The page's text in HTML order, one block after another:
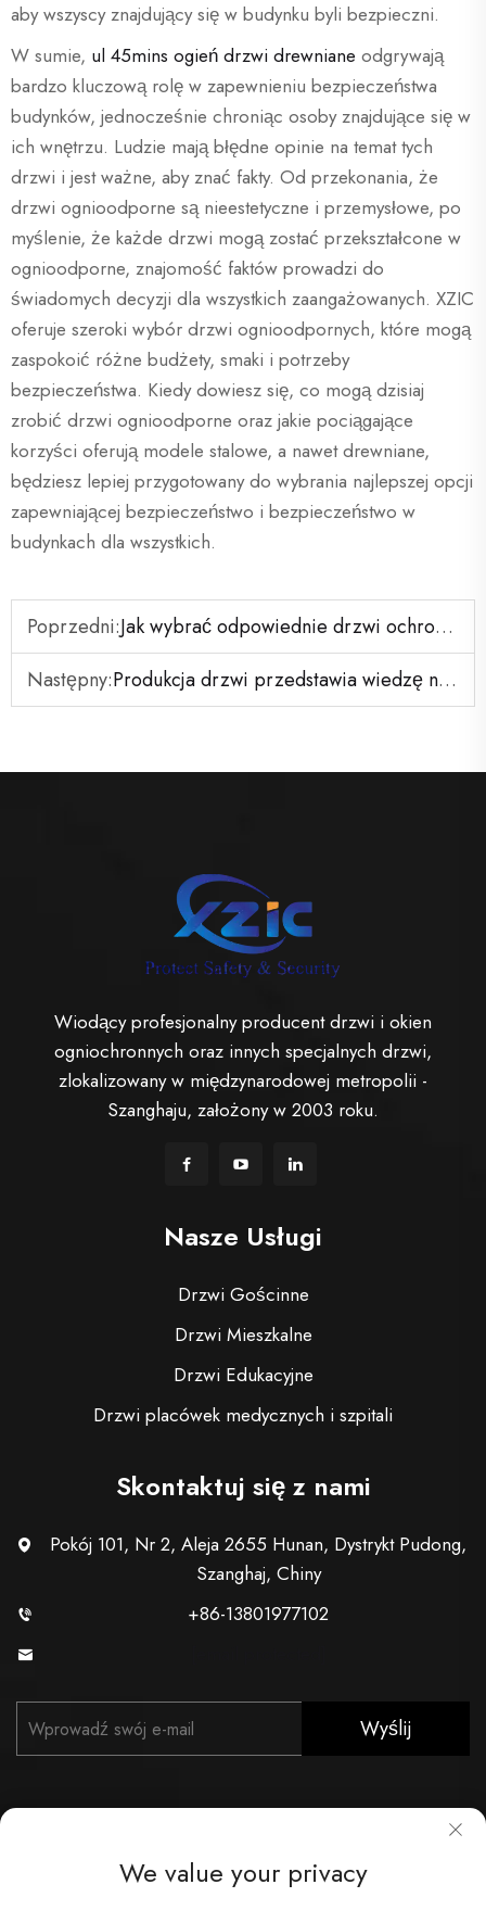
aby wszyscy znajdujący się w budynku byli bezpieczni.
W sumie, ul 45mins ogień drzwi drewniane odgrywają
bardzo kluczową rolę w zapewnieniu bezpieczeństwa
budynków, jednocześnie chroniąc osoby znajdujące się w
ich wnętrzu. Ludzie mają błędne opinie na temat tych
drzwi i jest ważne, aby znać fakty. Od przekonania, że
drzwi ognioodporne są nieestetyczne i przemysłowe, po
myślenie, że każde drzwi mogą zostać przekształcone w
ognioodporne, znajomość faktów prowadzi do
świadomych decyzji dla wszystkich zaangażowanych. XZIC
oferuje szeroki wybór drzwi ognioodpornych, które mogą
zaspokoić różne budżety, smaki i potrzeby
bezpieczeństwa. Kiedy dowiesz się, co mogą dzisiaj
zrobić drzwi ognioodporne oraz jakie pociągające
korzyści oferują modele stalowe, a nawet drewniane,
będziesz lepiej przygotowany do wybrania najlepszej opcji
zapewniającej bezpieczeństwo i bezpieczeństwo w
budynkach dla wszystkich.
Poprzedni:Jak wybrać odpowiednie drzwi ochronne przed pożarem: porównanie stalowe vs. drewniane
Następny:Produkcja drzwi przedstawia wiedzę na temat produkcji drzwi przeciwpożarnych z listą UL
Wiodący profesjonalny producent drzwi i okien
ogniochronnych oraz innych specjalnych drzwi,
zlokalizowany w międzynarodowej metropolii -
Szanghaju, założony w 2003 roku.
Nasze Usługi
Drzwi Gościnne
Drzwi Mieszkalne
Drzwi Edukacyjne
Drzwi placówek medycznych i szpitali
Skontaktuj się z nami
Pokój 101, Nr 2, Aleja 2655 Hunan, Dystrykt Pudong,
Szanghaj, Chiny
+86-13801977102
Wyślij
We value your privacy